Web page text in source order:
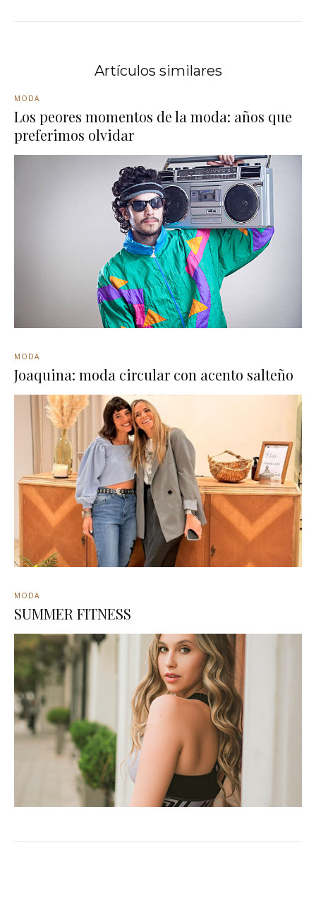
Artículos similares
MODA
Los peores momentos de la moda: años que
preferimos olvidar
MODA
Joaquina: moda circular con acento salteño
MODA
SUMMER FITNESS